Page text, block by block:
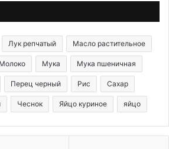
Лук репчатый Масло растительное
Молоко Мука Мука пшеничная
Перец черный Рис Сахар
Чеснок Яйцо куриное яйцо